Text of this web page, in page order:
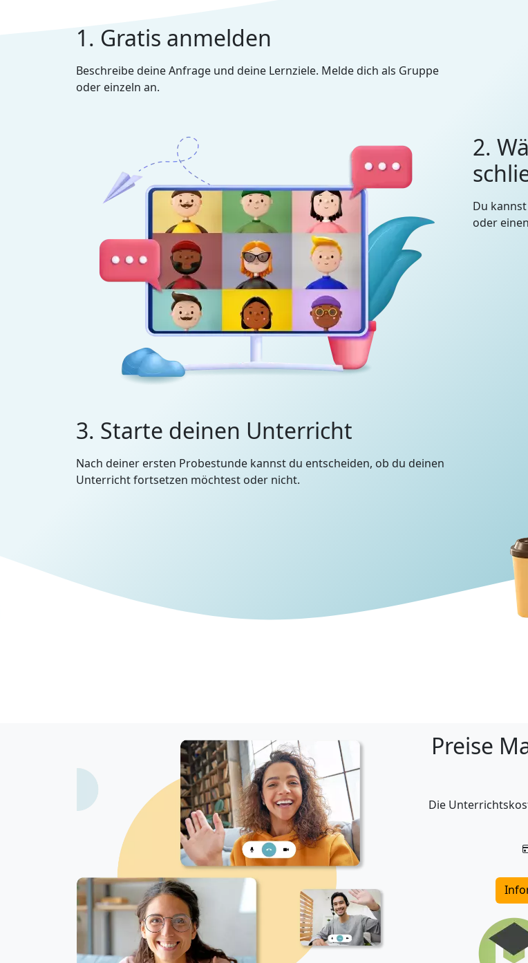
1. Gratis anmelden
Beschreibe deine Anfrage und deine Lernziele. Melde dich als Gruppe
oder einzeln an.
2.
Du
oder
3. Starte deinen Unterricht
Nach deiner ersten Probestunde kannst du entscheiden, ob du deinen
Unterricht fortsetzen möchtest oder nicht.
Preise
Die